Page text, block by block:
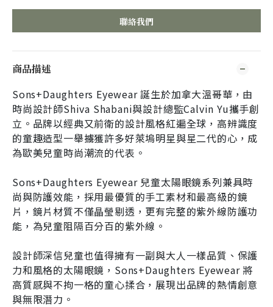
聯絡我們
商品描述
Sons+Daughters Eyewear 誕生於加拿大溫哥華，由
時尚設計師Shiva Shabani與設計總監Calvin Yu攜手創
立。品牌以經典又前衛的設計風格紅遍全球，高辨識度
的童趣造型一舉擄獲許多好萊塢明星與星二代的心，成
為歐美兒童時尚潮流的代表。
Sons+Daughters Eyewear 兒童太陽眼鏡系列兼具時
尚與防護效能，採用最優質的手工素材和最高級的鏡
片，鏡片材質不僅晶瑩剔透，更有完整的紫外線防護功
能，為兒童阻隔百分百的紫外線。
設計師深信兒童也值得擁有一副與大人一樣品質、保護
力和風格的太陽眼鏡，Sons+Daughters Eyewear 將
高質感與不拘一格的童心揉合，展現出品牌的熱情創意
與無限潛力。